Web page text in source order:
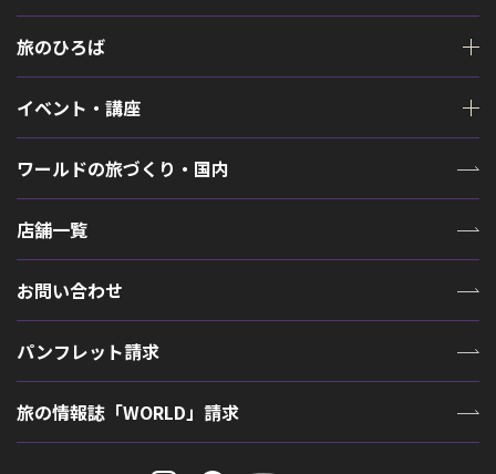
旅のひろば
イベント・講座
ワールドの旅づくり・国内
店舗一覧
お問い合わせ
パンフレット請求
旅の情報誌「WORLD」請求